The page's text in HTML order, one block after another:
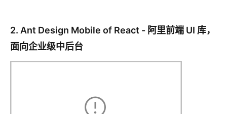
2. Ant Design Mobile of React - 阿里前端 UI 库，
面向企业级中后台